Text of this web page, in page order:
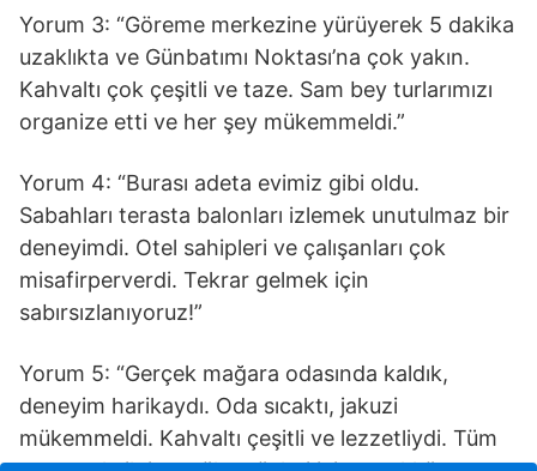
Yorum 3: “Göreme merkezine yürüyerek 5 dakika
uzaklıkta ve Günbatımı Noktası’na çok yakın.
Kahvaltı çok çeşitli ve taze. Sam bey turlarımızı
organize etti ve her şey mükemmeldi.”
Yorum 4: “Burası adeta evimiz gibi oldu.
Sabahları terasta balonları izlemek unutulmaz bir
deneyimdi. Otel sahipleri ve çalışanları çok
misafirperverdi. Tekrar gelmek için
sabırsızlanıyoruz!”
Yorum 5: “Gerçek mağara odasında kaldık,
deneyim harikaydı. Oda sıcaktı, jakuzi
mükemmeldi. Kahvaltı çeşitli ve lezzetliydi. Tüm